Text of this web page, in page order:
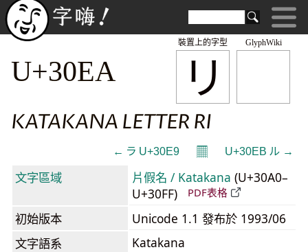
GlyphWiki
リ
裝置上的字型
U+30EA
KATAKANA LETTER RI
← ラ U+30E9 𝄜 U+30EB ル →
文字區域 片假名 / Katakana (U+30A0–
U+30FF)
PDF表格
初始版本
Unicode 1.1 發布於 1993/06
文字語系
Katakana